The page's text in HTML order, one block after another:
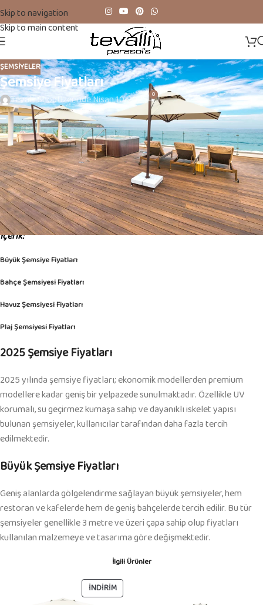
Skip to navigation
Skip to main content
ŞEMSIYELER
Şemsiye Fiyatları
Tevalli ShopÜzerinde Nisan 10, 2025 0
Şemsiye Fiyatları
Açık hava alanlarında konforu ve estetiği bir arada yaşamak
isteyenler için şemsiye seçimi oldukça önemlidir. Ancak fiyatlar;
şemsiyenin türüne, boyutuna, malzeme kalitesine ve dayanıklılığına
göre farklılık gösterebilir. Bu yazıda 2025 yılı itibarıyla güncel
şemsiye fiyatları hakkında detaylı bilgi bulabilirsiniz.
İçerik:
Büyük Şemsiye Fiyatları
Bahçe Şemsiyesi Fiyatları
Havuz Şemsiyesi Fiyatları
Plaj Şemsiyesi Fiyatları
2025 Şemsiye Fiyatları
2025 yılında şemsiye fiyatları; ekonomik modellerden premium
modellere kadar geniş bir yelpazede sunulmaktadır. Özellikle UV
korumalı, su geçirmez kumaşa sahip ve dayanıklı iskelet yapısı
bulunan şemsiyeler, kullanıcılar tarafından daha fazla tercih
edilmektedir.
Büyük Şemsiye Fiyatları
Geniş alanlarda gölgelendirme sağlayan büyük şemsiyeler, hem
restoran ve kafelerde hem de geniş bahçelerde tercih edilir. Bu tür
şemsiyeler genellikle 3 metre ve üzeri çapa sahip olup fiyatları
kullanılan malzemeye ve tasarıma göre değişmektedir.
İlgili Ürünler
İNDIRIM